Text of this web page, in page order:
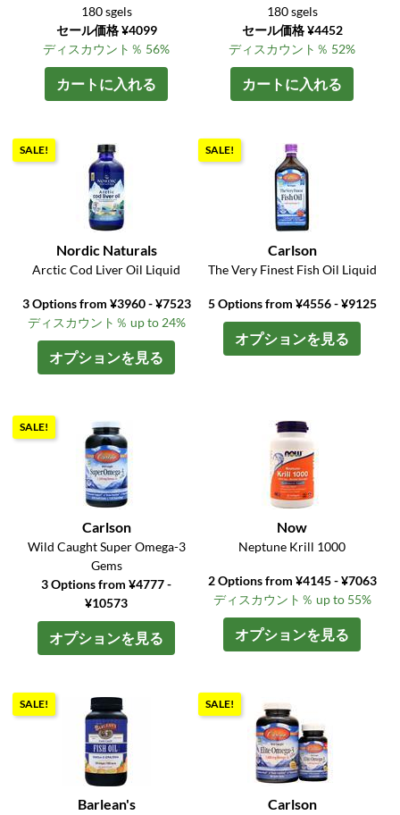
180 sgels
セール価格 ¥4099
ディスカウント％ 56%
カートに入れる
180 sgels
セール価格 ¥4452
ディスカウント％ 52%
カートに入れる
SALE!
Nordic Naturals
Arctic Cod Liver Oil Liquid
3 Options from ¥3960 - ¥7523
ディスカウント％ up to 24%
オプションを見る
SALE!
Carlson
The Very Finest Fish Oil Liquid
5 Options from ¥4556 - ¥9125
オプションを見る
SALE!
Carlson
Wild Caught Super Omega-3
Gems
3 Options from ¥4777 -
¥10573
オプションを見る
Now
Neptune Krill 1000
2 Options from ¥4145 - ¥7063
ディスカウント％ up to 55%
オプションを見る
SALE!
Barlean's
SALE!
Carlson